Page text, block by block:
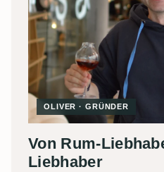
OLIVER · GRÜNDER
Von Rum-
Liebhaber